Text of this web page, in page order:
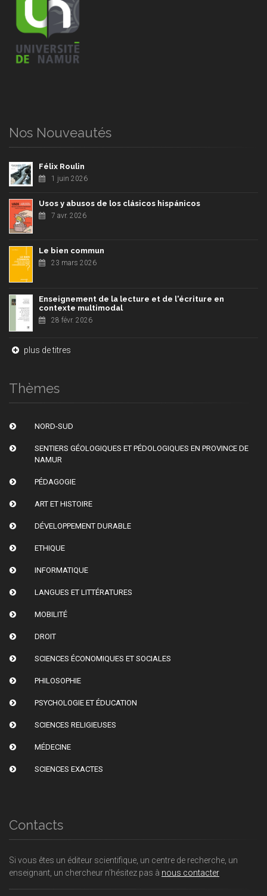
Nos Nouveautés
Félix Roulin
1 juin 2026
Usos y abusos de los clásicos hispánicos
7 avr. 2026
Le bien commun
23 mars 2026
Enseignement de la lecture et de l'écriture en
contexte multimodal
28 févr. 2026
plus de titres
Thèmes
NORD-SUD
SENTIERS GÉOLOGIQUES ET PÉDOLOGIQUES EN PROVINCE DE
NAMUR
PÉDAGOGIE
ART ET HISTOIRE
DÉVELOPPEMENT DURABLE
ETHIQUE
INFORMATIQUE
LANGUES ET LITTÉRATURES
MOBILITÉ
DROIT
SCIENCES ÉCONOMIQUES ET SOCIALES
PHILOSOPHIE
PSYCHOLOGIE ET ÉDUCATION
SCIENCES RELIGIEUSES
MÉDECINE
SCIENCES EXACTES
Contacts
Si vous êtes un éditeur scientifique, un centre de recherche, un
enseignant, un chercheur n'hésitez pas à nous contacter